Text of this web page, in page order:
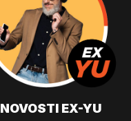
NOVOSTI EX-YU